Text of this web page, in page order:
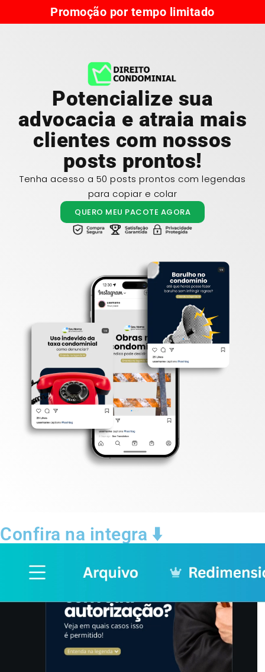
Promoção por tempo limitado
Potencialize sua
advocacia e atraia mais
clientes com nossos
posts prontos!
Tenha acesso a 50 posts prontos com legendas
para copiar e colar
QUERO MEU PACOTE AGORA
Confira na integra ⬇️